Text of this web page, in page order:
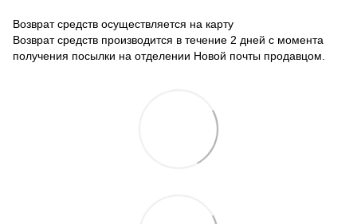
Возврат средств осуществляется на карту
Возврат средств производится в течение 2 дней с момента
получения посылки на отделении Новой почты продавцом.